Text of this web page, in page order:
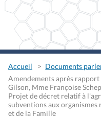
Accueil
Documents
Amendements après
Gilson, Mme Françoise
Projet de décret relatif à
subventions aux
et de la Famille